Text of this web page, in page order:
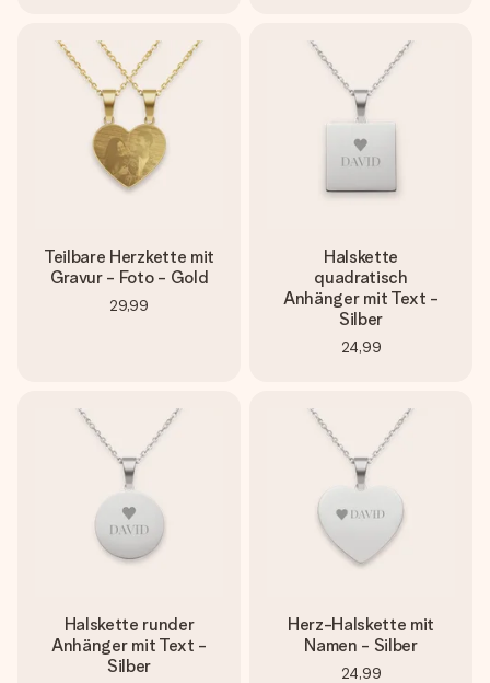
Teilbare Herzkette mit
Gravur - Foto - Gold
29,99
Halskette
quadratisch
Anhänger mit Text -
Silber
24,99
Halskette runder
Anhänger mit Text -
Silber
Herz-Halskette mit
Namen - Silber
24,99